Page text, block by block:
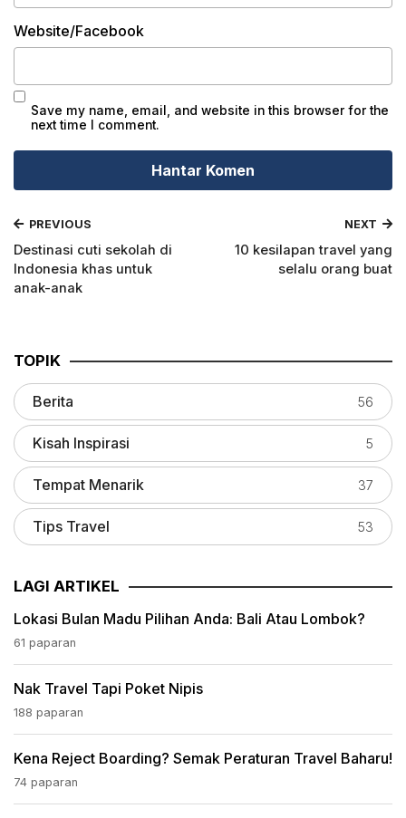
Website/Facebook
Save my name, email, and website in this browser for the
next time I comment.
PREVIOUS
Destinasi cuti sekolah di
Indonesia khas untuk
anak-anak
NEXT
10 kesilapan travel yang
selalu orang buat
TOPIK
Berita 56
Kisah Inspirasi 5
Tempat Menarik 37
Tips Travel 53
LAGI ARTIKEL
Lokasi Bulan Madu Pilihan Anda: Bali Atau Lombok?
61 paparan
Nak Travel Tapi Poket Nipis
188 paparan
Kena Reject Boarding? Semak Peraturan Travel Baharu!
74 paparan